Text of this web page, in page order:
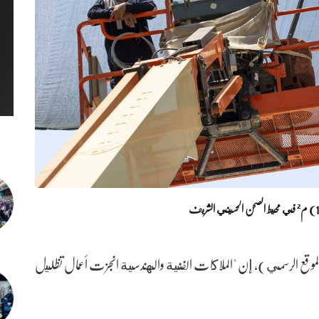
الرسمي)، إن "الملاكات الفنية والهندسية انجزت أعمال تظليل